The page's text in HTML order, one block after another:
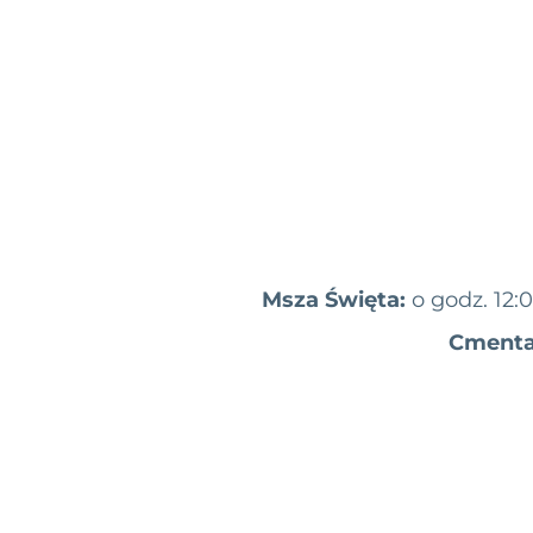
Msza Święta: o godz.